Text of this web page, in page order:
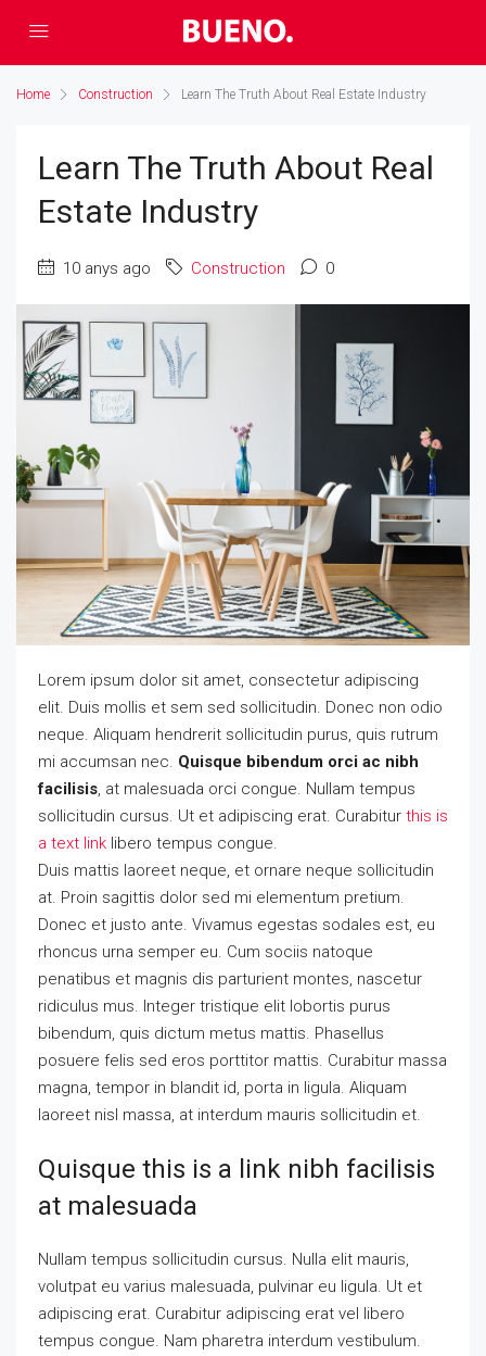
Home Construction Learn The Truth About Real Estate Industry
Learn The Truth About Real
Estate Industry
10 anys ago Construction 0
Lorem ipsum dolor sit amet, consectetur adipiscing
elit. Duis mollis et sem sed sollicitudin. Donec non odio
neque. Aliquam hendrerit sollicitudin purus, quis rutrum
mi accumsan nec. Quisque bibendum orci ac nibh
facilisis , at malesuada orci congue. Nullam tempus
sollicitudin cursus. Ut et adipiscing erat. Curabitur this is
a text link libero tempus congue.
Duis mattis laoreet neque, et ornare neque sollicitudin
at. Proin sagittis dolor sed mi elementum pretium.
Donec et justo ante. Vivamus egestas sodales est, eu
rhoncus urna semper eu. Cum sociis natoque
penatibus et magnis dis parturient montes, nascetur
ridiculus mus. Integer tristique elit lobortis purus
bibendum, quis dictum metus mattis. Phasellus
posuere felis sed eros porttitor mattis. Curabitur massa
magna, tempor in blandit id, porta in ligula. Aliquam
laoreet nisl massa, at interdum mauris sollicitudin et.
Quisque this is a link nibh facilisis
at malesuada
Nullam tempus sollicitudin cursus. Nulla elit mauris,
volutpat eu varius malesuada, pulvinar eu ligula. Ut et
adipiscing erat. Curabitur adipiscing erat vel libero
tempus congue. Nam pharetra interdum vestibulum.